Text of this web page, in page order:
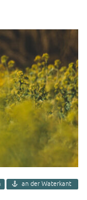
an der Waterkant